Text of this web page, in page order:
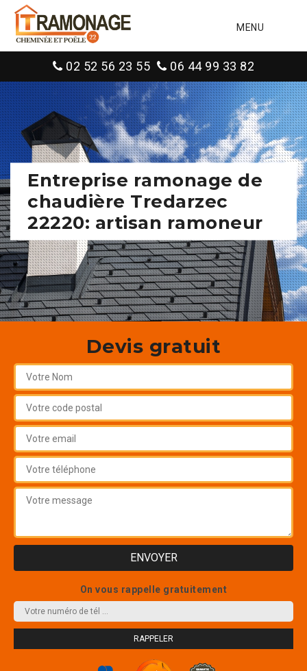
MENU
02 52 56 23 55 06 44 99 33 82
Entreprise ramonage de
chaudière Tredarzec
22220: artisan ramoneur
Devis gratuit
On vous rappelle gratuitement